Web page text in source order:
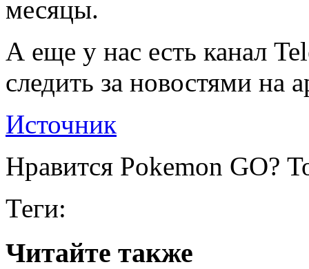
месяцы.
А еще у нас есть канал
следить за новостями на
Источник
Нравится Pokemon GO?
Теги:
Читайте также